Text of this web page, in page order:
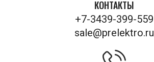
КОНТАКТЫ
+7-3439-399-559
sale@prelektro.ru